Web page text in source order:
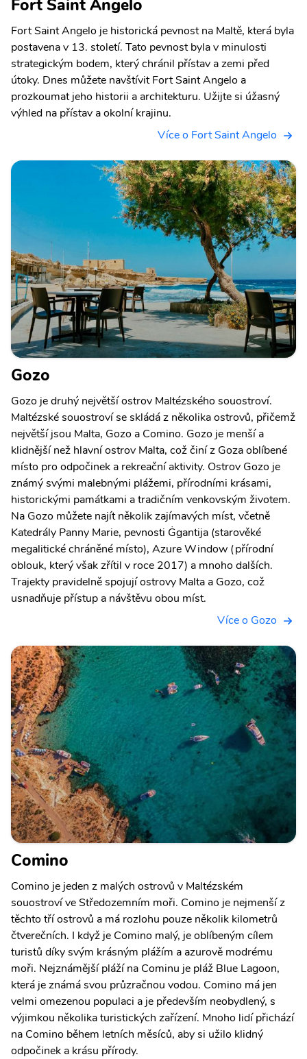
Fort Saint Angelo
Fort Saint Angelo je historická pevnost na Maltě, která byla
postavena v 13. století. Tato pevnost byla v minulosti
strategickým bodem, který chránil přístav a zemi před
útoky. Dnes můžete navštívit Fort Saint Angelo a
prozkoumat jeho historii a architekturu. Užijte si úžasný
výhled na přístav a okolní krajinu.
Více o Fort Saint Angelo
Gozo
Gozo je druhý největší ostrov Maltézského souostroví.
Maltézské souostroví se skládá z několika ostrovů, přičemž
největší jsou Malta, Gozo a Comino. Gozo je menší a
klidnější než hlavní ostrov Malta, což činí z Goza oblíbené
místo pro odpočinek a rekreační aktivity. Ostrov Gozo je
známý svými malebnými plážemi, přírodními krásami,
historickými památkami a tradičním venkovským životem.
Na Gozo můžete najít několik zajímavých míst, včetně
Katedrály Panny Marie, pevnosti Ġgantija (starověké
megalitické chráněné místo), Azure Window (přírodní
oblouk, který však zřítil v roce 2017) a mnoho dalších.
Trajekty pravidelně spojují ostrovy Malta a Gozo, což
usnadňuje přístup a návštěvu obou míst.
Více o Gozo
Comino
Comino je jeden z malých ostrovů v Maltézském
souostroví ve Středozemním moři. Comino je nejmenší z
těchto tří ostrovů a má rozlohu pouze několik kilometrů
čtverečních. I když je Comino malý, je oblíbeným cílem
turistů díky svým krásným plážím a azurově modrému
moři. Nejznámější pláží na Cominu je pláž Blue Lagoon,
která je známá svou průzračnou vodou. Comino má jen
velmi omezenou populaci a je především neobydlený, s
výjimkou několika turistických zařízení. Mnoho lidí přichází
na Comino během letních měsíců, aby si užilo klidný
odpočinek a krásu přírody.